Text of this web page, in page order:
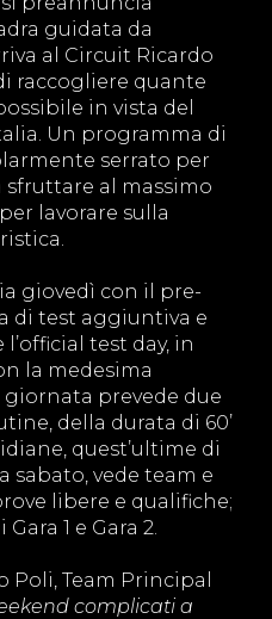
guidata da
al Circuit Ricardo
raccogliere quante
in vista del
Un programma di
serrato per
sfruttare al massimo
lavorare sulla
giovedì con il pre-
di test aggiuntiva e
test day, in
la medesima
prevede due
della durata di 60’
quest’ultime di
sabato, vede team e
libere e qualifiche;
1 e Gara 2.
Poli, Team Principal
complicati a